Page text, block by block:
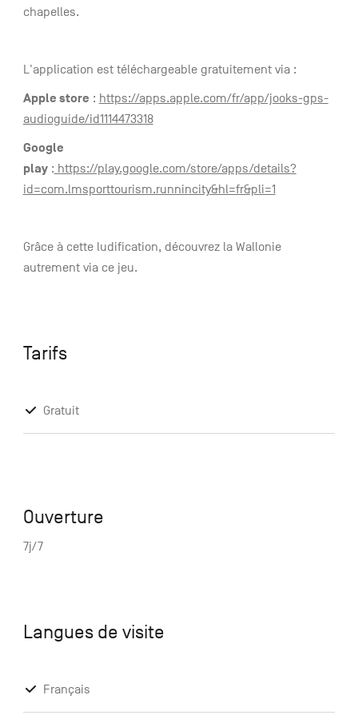
chapelles.
L'application est téléchargeable gratuitement via :
Apple store : https://apps.apple.com/fr/app/jooks-gps-
audioguide/id1114473318
Google
play: https://play.google.com/store/apps/details?
id=com.lmsporttourism.runnincity&hl=fr&pli=1
Grâce à cette ludification, découvrez la Wallonie
autrement via ce jeu.
Tarifs
Gratuit
Ouverture
7j/7
Langues de visite
Français